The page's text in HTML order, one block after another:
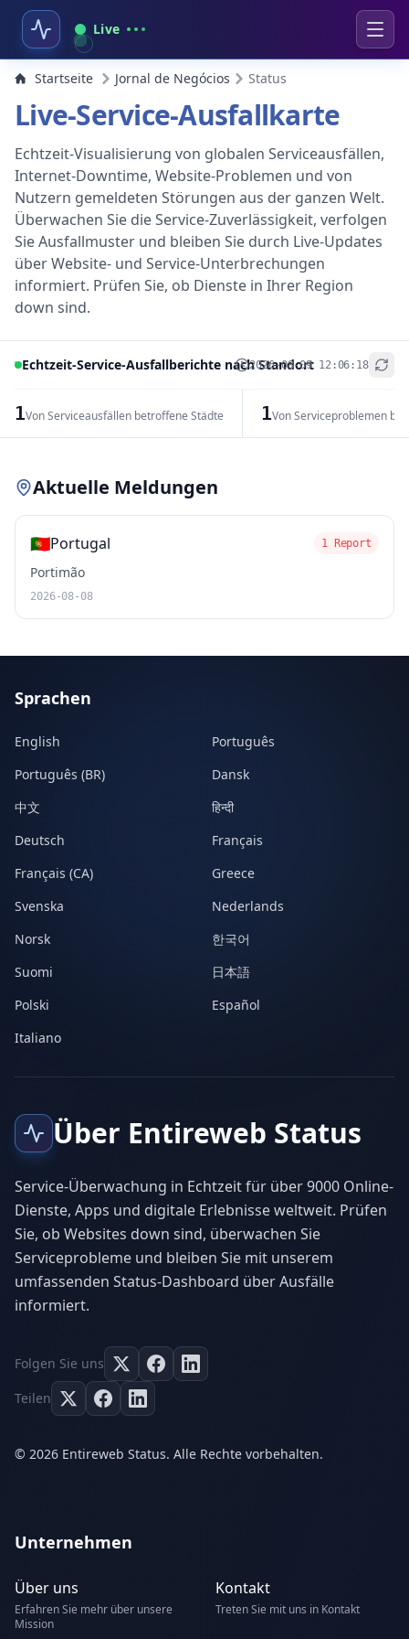
Live
Startseite Jornal de Negócios Status
Live-Service-Ausfallkarte
Echtzeit-Visualisierung von globalen Serviceausfällen,
Internet-Downtime, Website-Problemen und von
Nutzern gemeldeten Störungen aus der ganzen Welt.
Überwachen Sie die Service-Zuverlässigkeit, verfolgen
Sie Ausfallmuster und bleiben Sie durch Live-Updates
über Website- und Service-Unterbrechungen
informiert. Prüfen Sie, ob Dienste in Ihrer Region
down sind.
Echtzeit-Service-Ausfallberichte nach Standort
2026-08-09 12:06:18
1Von Serviceausfällen betroffene Städte 1Von Serviceproblemen
+
Aktuelle Meldungen
🇵🇹Portugal 1 Report
Portimão
2026-08-08
Sprachen
English
Português
Português (BR)
Dansk
中文
हिन्दी
Deutsch
Français
Français (CA)
Greece
Svenska
Nederlands
Norsk
한국어
Suomi
日本語
Polski
Español
Italiano
Über Entireweb Status
Service-Überwachung in Echtzeit für über 9000 Online-
Dienste, Apps und digitale Erlebnisse weltweit. Prüfen
Sie, ob Websites down sind, überwachen Sie
Serviceprobleme und bleiben Sie mit unserem
umfassenden Status-Dashboard über Ausfälle
informiert.
Folgen Sie uns
Teilen
© 2026 Entireweb Status. Alle Rechte vorbehalten.
Unternehmen
Über uns
Erfahren Sie mehr über unsere
Mission
Kontakt
Treten Sie mit uns in Kontakt